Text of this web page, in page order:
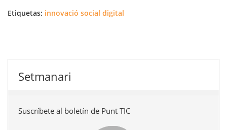
Etiquetas: innovació social digital
Setmanari
Suscríbete al boletín de Punt TIC